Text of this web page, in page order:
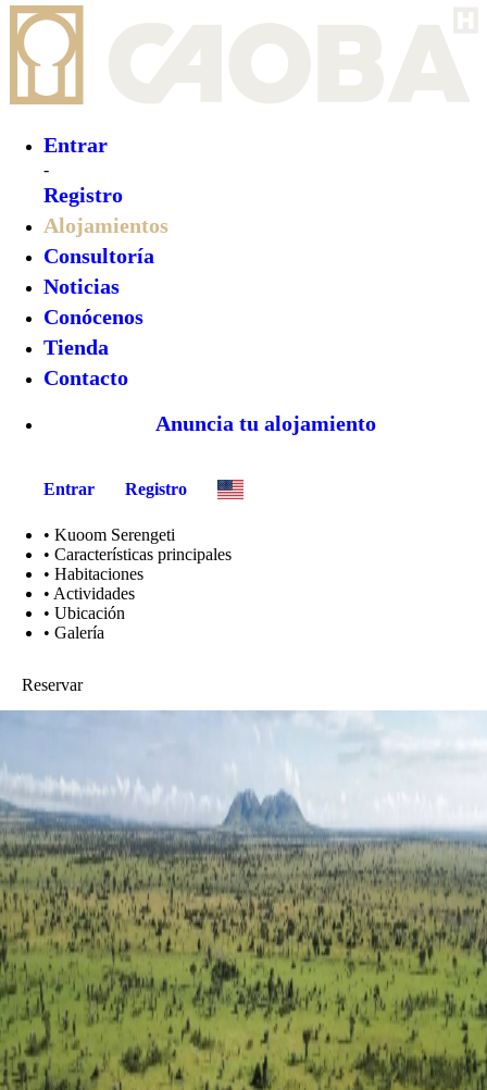
Entrar
-
Registro
Alojamientos
Consultoría
Noticias
Conócenos
Tienda
Contacto
Anuncia tu alojamiento
Entrar Registro
• Kuoom Serengeti
• Características principales
• Habitaciones
• Actividades
• Ubicación
• Galería
Reservar